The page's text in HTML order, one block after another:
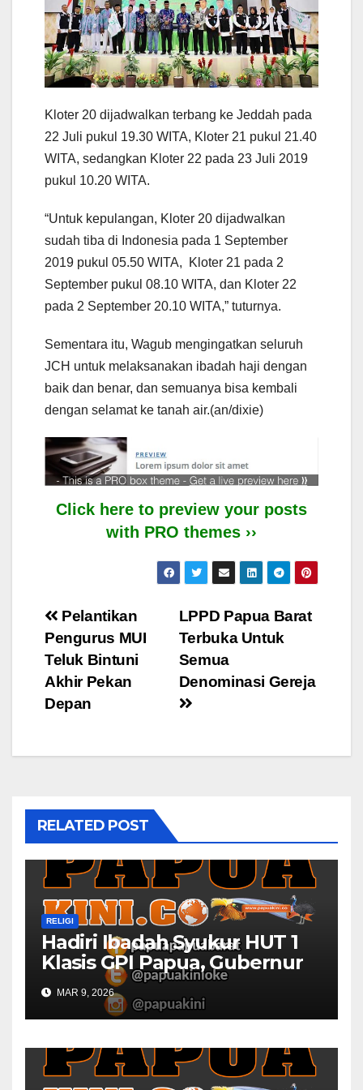
Kloter 20 dijadwalkan terbang ke Jeddah pada
22 Juli pukul 19.30 WITA, Kloter 21 pukul 21.40
WITA, sedangkan Kloter 22 pada 23 Juli 2019
pukul 10.20 WITA.
“Untuk kepulangan, Kloter 20 dijadwalkan
sudah tiba di Indonesia pada 1 September
2019 pukul 05.50 WITA, Kloter 21 pada 2
September pukul 08.10 WITA, dan Kloter 22
pada 2 September 20.10 WITA,” tuturnya.
Sementara itu, Wagub mengingatkan seluruh
JCH untuk melaksanakan ibadah haji dengan
baik dan benar, dan semuanya bisa kembali
dengan selamat ke tanah air.(an/dixie)
Click here to preview your posts
with PRO themes ››
Post
navigation
LPPD Papua Barat
Terbuka Untuk
Semua
Denominasi Gereja
Pelantikan
Pengurus MUI
Teluk Bintuni
Akhir Pekan
Depan
RELATED POST
RELIGI
Hadiri Ibadah Syukur HUT 1
Klasis GPI Papua, Gubernur
Papua Barat Ingatkan Peran
Gereja
MAR 9, 2026